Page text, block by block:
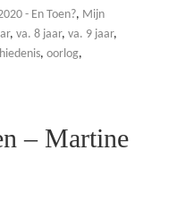
- En Toen?, Mijn
, va. 8 jaar, va. 9 jaar,
, oorlog,
– Martine